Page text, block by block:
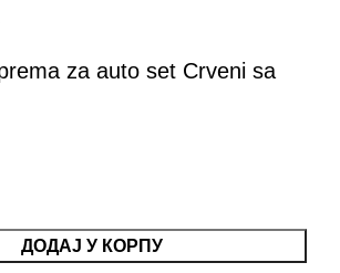
za auto set Crveni sa
ДОДАЈ У КОРПУ